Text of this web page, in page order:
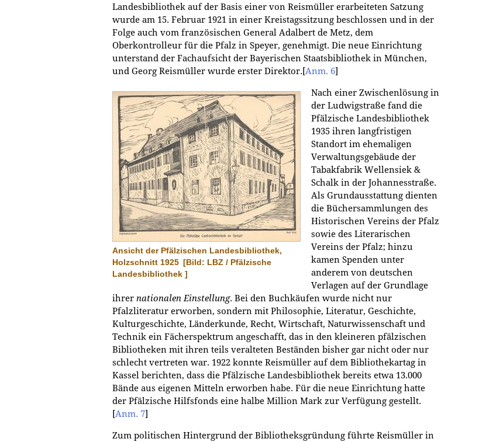
Landesbibliothek auf der Basis einer von Reismüller erarbeiteten Satzung
wurde am 15. Februar 1921 in einer Kreistagssitzung beschlossen und in der
Folge auch vom französischen General Adalbert de Metz, dem
Oberkontrolleur für die Pfalz in Speyer, genehmigt. Die neue Einrichtung
unterstand der Fachaufsicht der Bayerischen Staatsbibliothek in München,
und Georg Reismüller wurde erster Direktor. [Anm. 6]
Ansicht der Pfälzischen Landesbibliothek,
Holzschnitt 1925 [Bild: LBZ / Pfälzische
Landesbibliothek ]
Nach einer Zwischenlösung in
der Ludwigstraße fand die
Pfälzische Landesbibliothek
1935 ihren langfristigen
Standort im ehemaligen
Verwaltungsgebäude der
Tabakfabrik Wellensiek &
Schalk in der Johannesstraße.
Als Grundausstattung dienten
die Büchersammlungen des
Historischen Vereins der Pfalz
sowie des Literarischen
Vereins der Pfalz; hinzu
kamen Spenden unter
anderem von deutschen
Verlagen auf der Grundlage
ihrer nationalen Einstellung. Bei den Buchkäufen wurde nicht nur
Pfalzliteratur erworben, sondern mit Philosophie, Literatur, Geschichte,
Kulturgeschichte, Länderkunde, Recht, Wirtschaft, Naturwissenschaft und
Technik ein Fächerspektrum angeschafft, das in den kleineren pfälzischen
Bibliotheken mit ihren teils veralteten Beständen bisher gar nicht oder nur
schlecht vertreten war. 1922 konnte Reismüller auf dem Bibliothekartag in
Kassel berichten, dass die Pfälzische Landesbibliothek bereits etwa 13.000
Bände aus eigenen Mitteln erworben habe. Für die neue Einrichtung hatte
der Pfälzische Hilfsfonds eine halbe Million Mark zur Verfügung gestellt.
[Anm. 7]
Zum politischen Hintergrund der Bibliotheksgründung führte Reismüller in